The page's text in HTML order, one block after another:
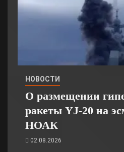
НОВОСТИ
О размещении
ракеты YJ-20 на
НОАК
02.08.2026